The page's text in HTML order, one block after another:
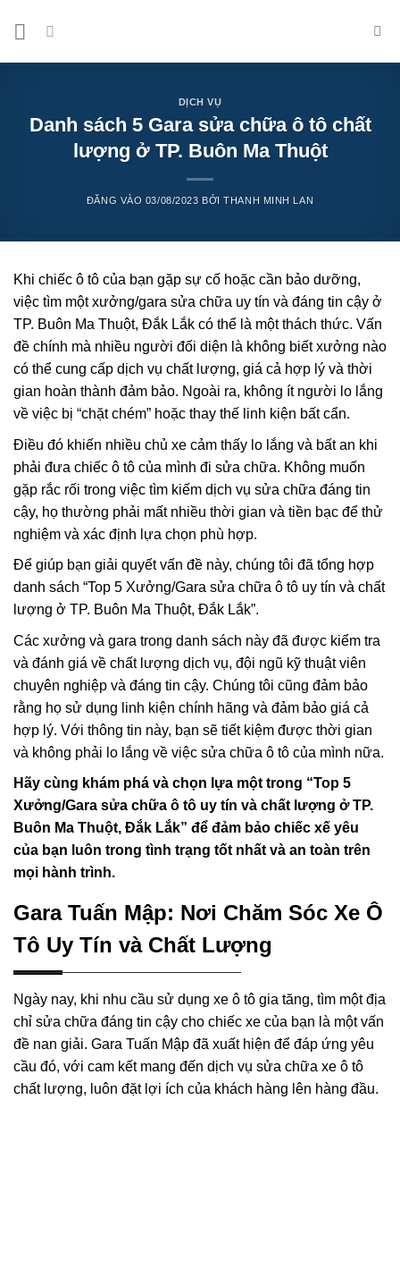
DỊCH VỤ
Danh sách 5 Gara sửa chữa ô tô chất
lượng ở TP. Buôn Ma Thuột
ĐĂNG VÀO 03/08/2023 BỞITHANH MINH LAN
Khi chiếc ô tô của bạn gặp sự cố hoặc cần bảo dưỡng,
việc tìm một xưởng/gara sửa chữa uy tín và đáng tin cậy ở
TP. Buôn Ma Thuột, Đắk Lắk có thể là một thách thức. Vấn
đề chính mà nhiều người đối diện là không biết xưởng nào
có thể cung cấp dịch vụ chất lượng, giá cả hợp lý và thời
gian hoàn thành đảm bảo. Ngoài ra, không ít người lo lắng
về việc bị “chặt chém” hoặc thay thế linh kiện bất cẩn.
Điều đó khiến nhiều chủ xe cảm thấy lo lắng và bất an khi
phải đưa chiếc ô tô của mình đi sửa chữa. Không muốn
gặp rắc rối trong việc tìm kiếm dịch vụ sửa chữa đáng tin
cậy, họ thường phải mất nhiều thời gian và tiền bạc để thử
nghiệm và xác định lựa chọn phù hợp.
Để giúp bạn giải quyết vấn đề này, chúng tôi đã tổng hợp
danh sách “Top 5 Xưởng/Gara sửa chữa ô tô uy tín và chất
lượng ở TP. Buôn Ma Thuột, Đắk Lắk”.
Các xưởng và gara trong danh sách này đã được kiểm tra
và đánh giá về chất lượng dịch vụ, đội ngũ kỹ thuật viên
chuyên nghiệp và đáng tin cậy. Chúng tôi cũng đảm bảo
rằng họ sử dụng linh kiện chính hãng và đảm bảo giá cả
hợp lý. Với thông tin này, bạn sẽ tiết kiệm được thời gian
và không phải lo lắng về việc sửa chữa ô tô của mình nữa.
Hãy cùng khám phá và chọn lựa một trong “Top 5
Xưởng/Gara sửa chữa ô tô uy tín và chất lượng ở TP.
Buôn Ma Thuột, Đắk Lắk” để đảm bảo chiếc xế yêu
của bạn luôn trong tình trạng tốt nhất và an toàn trên
mọi hành trình.
Gara Tuấn Mập: Nơi Chăm Sóc Xe Ô
Tô Uy Tín và Chất Lượng
Ngày nay, khi nhu cầu sử dụng xe ô tô gia tăng, tìm một địa
chỉ sửa chữa đáng tin cậy cho chiếc xe của bạn là một vấn
đề nan giải. Gara Tuấn Mập đã xuất hiện để đáp ứng yêu
cầu đó, với cam kết mang đến dịch vụ sửa chữa xe ô tô
chất lượng, luôn đặt lợi ích của khách hàng lên hàng đầu.